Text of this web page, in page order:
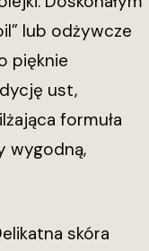
lub odżywcze
pięknie
ust,
formuła
wygodną,
skóra